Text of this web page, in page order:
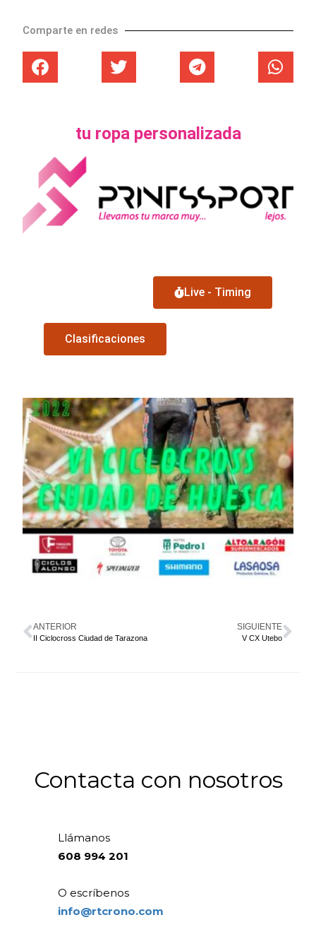
Comparte en redes
tu ropa personalizada
Live - Timing
Clasificaciones
ANTERIOR
II Ciclocross Ciudad de Tarazona
SIGUIENTE
V CX Utebo
Contacta con nosotros
Llámanos
608 994 201
O escríbenos
info@rtcrono.com